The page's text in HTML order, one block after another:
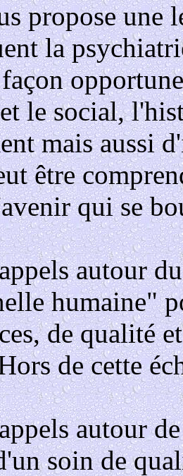
propose une
la
le social,
mais aussi
être
qui se
autour
humaine"
de qualité
de cette
autour
soin de